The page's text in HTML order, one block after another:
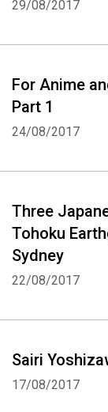
29/08/2017
For Anime
Part 1
24/08/2017
Three
Tohoku
Sydney
22/08/2017
Sairi
17/08/2017